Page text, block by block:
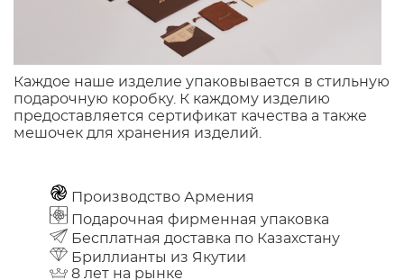
Каждое наше изделие упаковывается в стильную
подарочную коробку. К каждому изделию
предоставляется сертификат качества а также
мешочек для хранения изделий.
Производство Армения
Подарочная фирменная упаковка
Бесплатная доставка по Казахстану
Бриллианты из Якутии
8 лет на рынке